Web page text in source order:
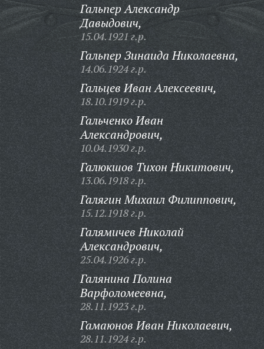
Гальпер Александр
Давыдович,
15.04.1921 г.р.
Гальпер Зинаида Николаевна,
14.06.1924 г.р.
Гальцев Иван Алексеевич,
18.10.1919 г.р.
Гальченко Иван
Александрович,
10.04.1930 г.р.
Галюкшов Тихон Никитович,
13.06.1918 г.р.
Галягин Михаил Филиппович,
15.12.1918 г.р.
Галямичев Николай
Александрович,
25.04.1926 г.р.
Галянина Полина
Варфоломеевна,
28.11.1923 г.р.
Гамаюнов Иван Николаевич,
28.11.1924 г.р.